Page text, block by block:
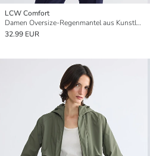
LCW Comfort
Damen Oversize-Regenmantel aus Kunstleder mit Kapuze
32.99 EUR